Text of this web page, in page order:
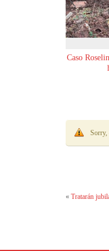
Caso
Sorry,
« Tratarán